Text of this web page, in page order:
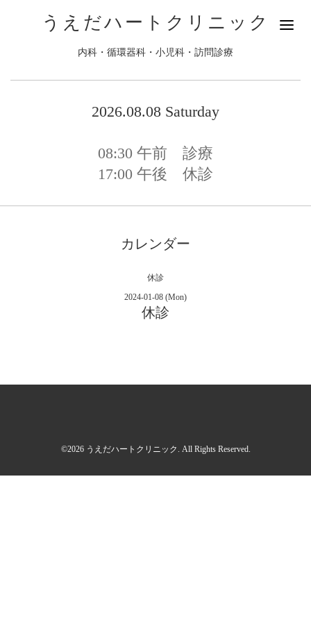
うえだハートクリニック
内科・循環器科・小児科・訪問診療
2026.08.08 Saturday
08:30 午前 診療
17:00 午後 休診
カレンダー
休診
2024-01-08 (Mon)
休診
©2026 うえだハートクリニック . All Rights Reserved.